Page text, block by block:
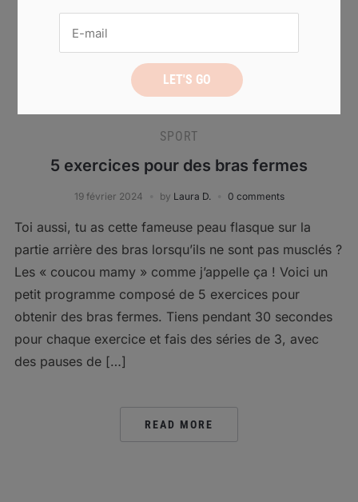
SPORT
5 exercices pour des bras fermes
19 février 2024 by Laura D. 0 comments
Toi aussi, tu as cette fameuse peau flasque sur la
partie arrière des bras lorsqu’ils ne sont pas musclés ?
Les « coucou mamy » comme j’appelle ça ! Voici un
petit programme composé de 5 exercices pour
obtenir des bras fermes. Tiens pendant 30 secondes
pour chaque exercice et fais des séries de 3, avec
des pauses de […]
READ MORE